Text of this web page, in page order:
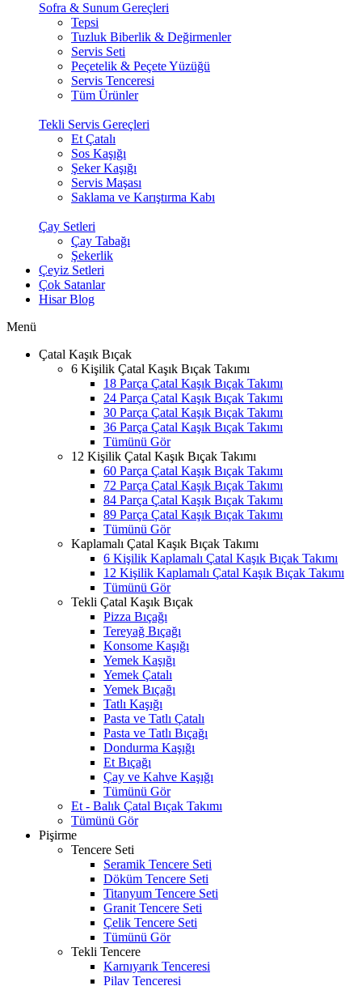
Sofra & Sunum Gereçleri
Tepsi
Tuzluk Biberlik & Değirmenler
Servis Seti
Peçetelik & Peçete Yüzüğü
Servis Tenceresi
Tüm Ürünler
Tekli Servis Gereçleri
Et Çatalı
Sos Kaşığı
Şeker Kaşığı
Servis Maşası
Saklama ve Karıştırma Kabı
Çay Setleri
Çay Tabağı
Şekerlik
Çeyiz Setleri
Çok Satanlar
Hisar Blog
Menü
Çatal Kaşık Bıçak
6 Kişilik Çatal Kaşık Bıçak Takımı
18 Parça Çatal Kaşık Bıçak Takımı
24 Parça Çatal Kaşık Bıçak Takımı
30 Parça Çatal Kaşık Bıçak Takımı
36 Parça Çatal Kaşık Bıçak Takımı
Tümünü Gör
12 Kişilik Çatal Kaşık Bıçak Takımı
60 Parça Çatal Kaşık Bıçak Takımı
72 Parça Çatal Kaşık Bıçak Takımı
84 Parça Çatal Kaşık Bıçak Takımı
89 Parça Çatal Kaşık Bıçak Takımı
Tümünü Gör
Kaplamalı Çatal Kaşık Bıçak Takımı
6 Kişilik Kaplamalı Çatal Kaşık Bıçak Takımı
12 Kişilik Kaplamalı Çatal Kaşık Bıçak Takımı
Tümünü Gör
Tekli Çatal Kaşık Bıçak
Pizza Bıçağı
Tereyağ Bıçağı
Konsome Kaşığı
Yemek Kaşığı
Yemek Çatalı
Yemek Bıçağı
Tatlı Kaşığı
Pasta ve Tatlı Çatalı
Pasta ve Tatlı Bıçağı
Dondurma Kaşığı
Et Bıçağı
Çay ve Kahve Kaşığı
Tümünü Gör
Et - Balık Çatal Bıçak Takımı
Tümünü Gör
Pişirme
Tencere Seti
Seramik Tencere Seti
Döküm Tencere Seti
Titanyum Tencere Seti
Granit Tencere Seti
Çelik Tencere Seti
Tümünü Gör
Tekli Tencere
Karnıyarık Tenceresi
Pilav Tenceresi